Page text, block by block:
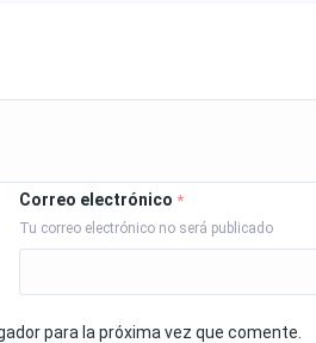
Correo electrónico *
Tu correo electrónico no será publicado
para la próxima vez que comente.